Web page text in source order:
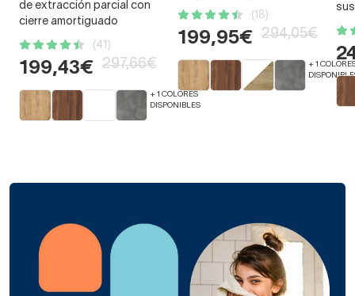
de extracción parcial con
cierre amortiguado
(41)
199,43€ 297,66€
+ 1 COLORES
DISPONIBLES
(18)
199,95€ 294,05€
+ 1